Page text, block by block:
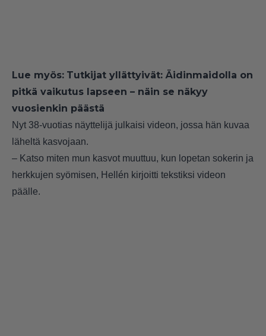
Lue myös: Tutkijat yllättyivät: Äidinmaidolla on
pitkä vaikutus lapseen – näin se näkyy
vuosienkin päästä
Nyt 38-vuotias näyttelijä julkaisi videon, jossa hän kuvaa
läheltä kasvojaan.
– Katso miten mun kasvot muuttuu, kun lopetan sokerin ja
herkkujen syömisen, Hellén kirjoitti tekstiksi videon
päälle.